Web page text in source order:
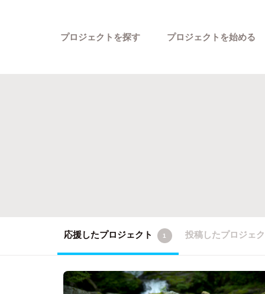
プロジェクトを探す プロジェクトを始める
応援したプロジェクト 1 投稿したプロジェ